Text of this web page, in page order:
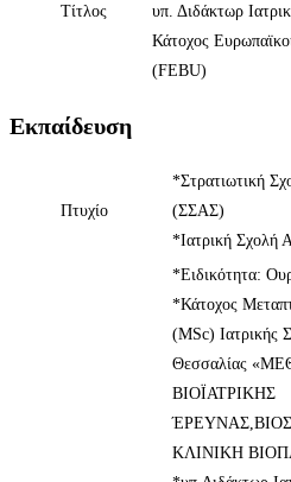
Τίτλος
υπ. Διδάκτωρ
Κάτοχος
(FEBU)
Εκπαίδευση
Πτυχίο
*Στρατιωτική
(ΣΣΑΣ)
*Ιατρική
*Ειδικότητα:
*Κάτοχος
(MSc) Ιατρικής
Θεσσαλίας
ΒΙΟΪΑΤΡΙΚΗΣ
ΚΛΙΝΙΚΗ